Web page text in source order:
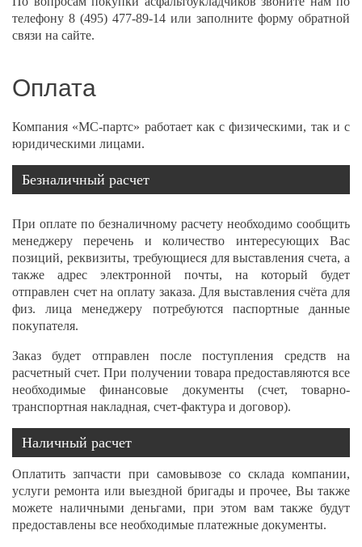
телефону 8 (495) 477-89-14 или заполните форму обратной
связи на сайте.
Оплата
Компания «МС-партс» работает как с физическими, так и с
юридическими лицами.
Безналичный расчет
При оплате по безналичному расчету необходимо сообщить
менеджеру перечень и количество интересующих Вас
позиций, реквизиты, требующиеся для выставления счета, а
также адрес электронной почты, на который будет
отправлен счет на оплату заказа. Для выставления счёта для
физ. лица менеджеру потребуются паспортные данные
покупателя.
Заказ будет отправлен после поступления средств на
расчетный счет. При получении товара предоставляются все
необходимые финансовые документы (счет, товарно-
транспортная накладная, счет-фактура и договор).
Наличный расчет
Оплатить запчасти при самовывозе со склада компании,
услуги ремонта или выездной бригады и прочее, Вы также
можете наличными деньгами, при этом вам также будут
предоставлены все необходимые платежные документы.